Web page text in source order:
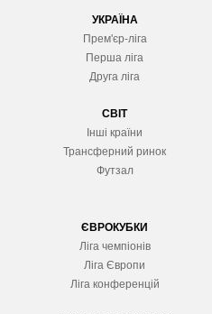
УКРАЇНА
Прем'єр-ліга
Перша ліга
Друга ліга
СВІТ
Інші країни
Трансферний ринок
Футзал
ЄВРОКУБКИ
Ліга чемпіонів
Ліга Європи
Ліга конференцій